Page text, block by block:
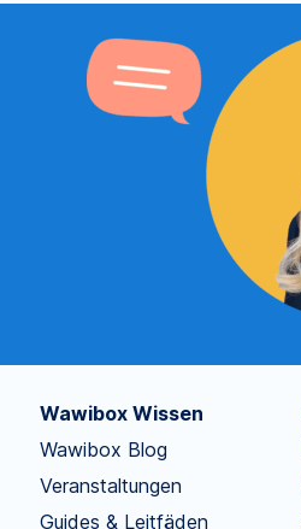
Wawibox Wissen
Wawibox Blog
Veranstaltungen
Guides & Leitfäden